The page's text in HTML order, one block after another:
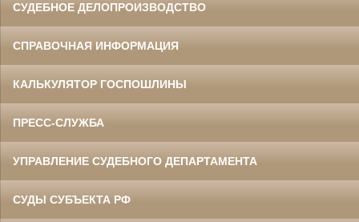
СУДЕБНОЕ ДЕЛОПРОИЗВОДСТВО
СПРАВОЧНАЯ ИНФОРМАЦИЯ
КАЛЬКУЛЯТОР ГОСПОШЛИНЫ
ПРЕСС-СЛУЖБА
УПРАВЛЕНИЕ СУДЕБНОГО ДЕПАРТАМЕНТА
СУДЫ СУБЪЕКТА РФ